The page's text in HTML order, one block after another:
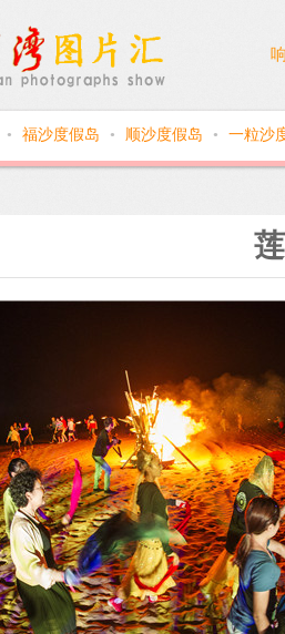
● 福沙度假岛 ● 顺沙度假岛 ● 一粒沙